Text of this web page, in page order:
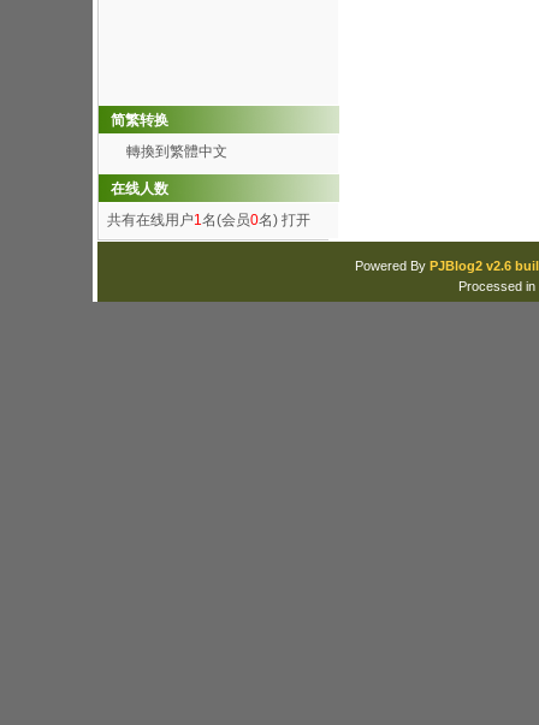
简繁转换
轉換到繁體中文
在线人数
共有在线用户1名(会员0名) 打开
Powered By PJBlog2 v2.6
Processed in